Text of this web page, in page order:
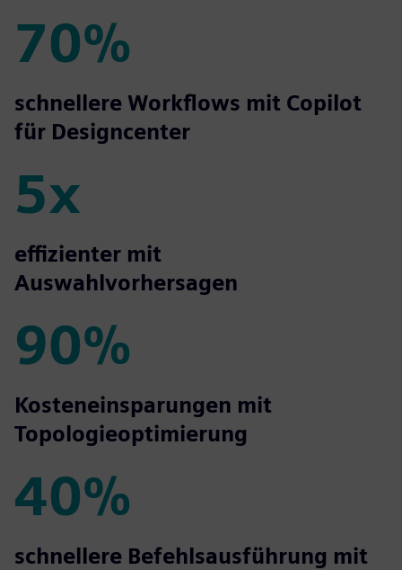
70%
70%
schnellere Workflows mit Copilot
für Designcenter
5x
5x
effizienter mit
Auswahlvorhersagen
90%
90%
Kosteneinsparungen mit
Topologieoptimierung
40%
40%
schnellere Befehlsausführung mit